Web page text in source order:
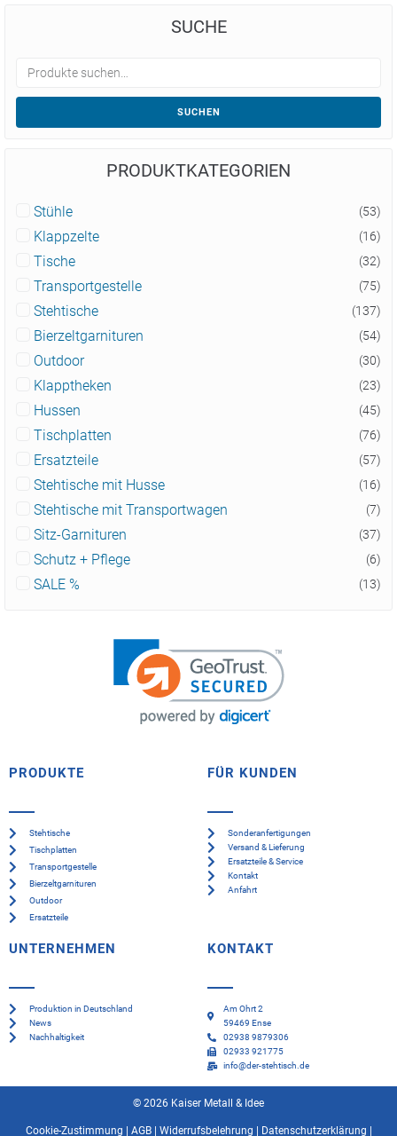
SUCHE
SUCHEN
PRODUKTKATEGORIEN
Stühle (53)
Klappzelte (16)
Tische (32)
Transportgestelle (75)
Stehtische (137)
Bierzeltgarnituren (54)
Outdoor (30)
Klapptheken (23)
Hussen (45)
Tischplatten (76)
Ersatzteile (57)
Stehtische mit Husse (16)
Stehtische mit Transportwagen (7)
Sitz-Garnituren (37)
Schutz + Pflege (6)
SALE % (13)
PRODUKTE
Stehtische
Tischplatten
Transportgestelle
Bierzeltgarnituren
Outdoor
Ersatzteile
FÜR KUNDEN
Sonderanfertigungen
Versand & Lieferung
Ersatzteile & Service
Kontakt
Anfahrt
UNTERNEHMEN
Produktion in Deutschland
News
Nachhaltigkeit
KONTAKT
Am Ohrt 2
59469 Ense
02938 9879306
02933 921775
info@der-stehtisch.de
© 2026 Kaiser Metall & Idee
Cookie-Zustimmung AGB| Widerrufsbelehrung Datenschutzerklärung